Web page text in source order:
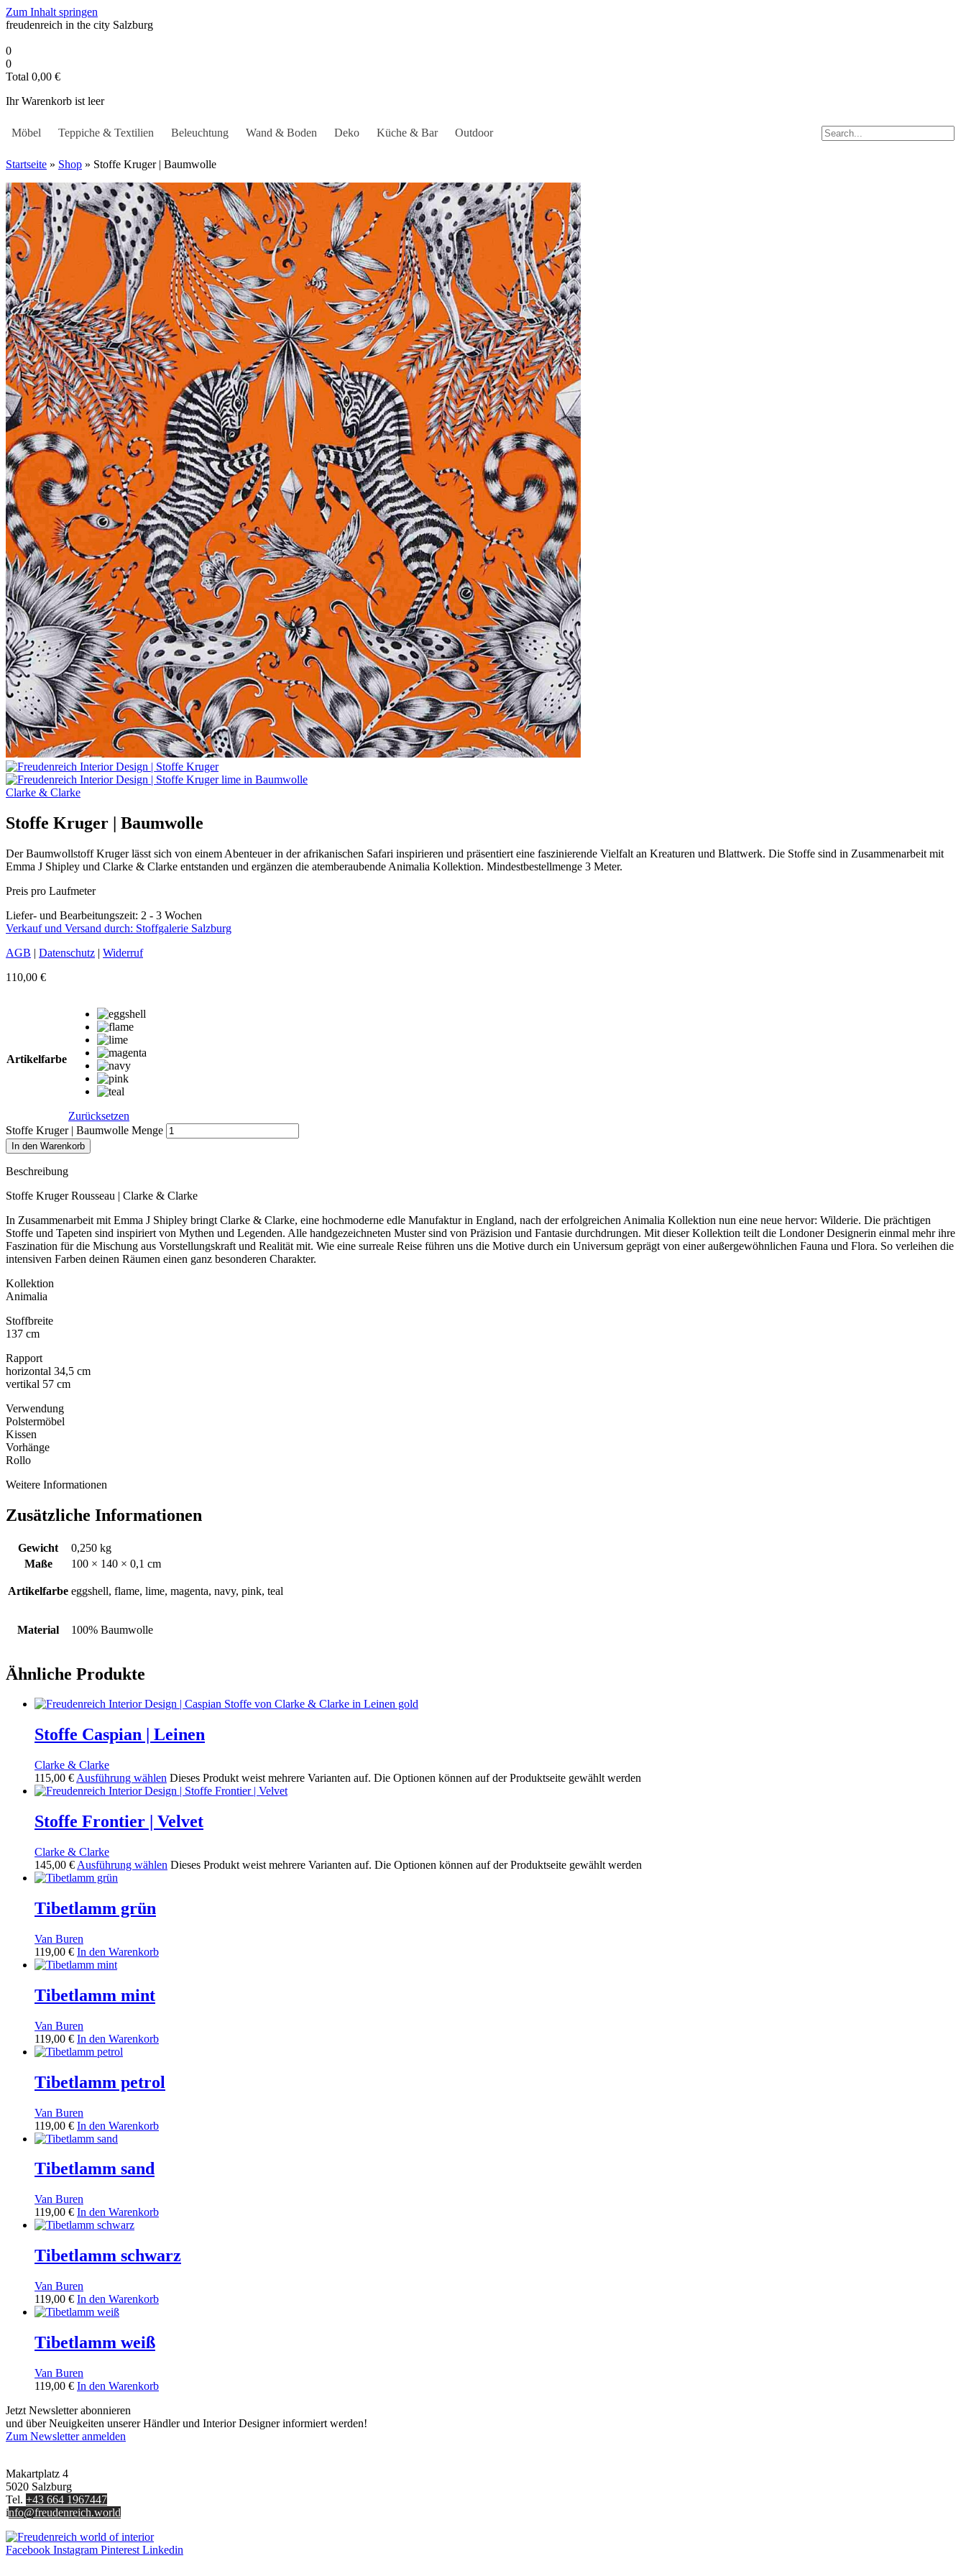
Zum Inhalt springen
freudenreich in the city Salzburg
0
0
Total 0,00 €
Ihr Warenkorb ist leer
Möbel Teppiche & Textilien Beleuchtung Wand & Boden Deko Küche & Bar Outdoor
Startseite » Shop » Stoffe Kruger | Baumwolle
Clarke & Clarke
Stoffe Kruger | Baumwolle
Der Baumwollstoff Kruger lässt sich von einem Abenteuer in der afrikanischen Safari inspirieren und präsentiert eine faszinierende Vielfalt an Kreaturen und Blattwerk. Die Stoffe sind in Zusammenarbeit mit
Emma J Shipley und Clarke & Clarke entstanden und ergänzen die atemberaubende Animalia Kollektion. Mindestbestellmenge 3 Meter.
Preis pro Laufmeter
Liefer- und Bearbeitungszeit: 2 - 3 Wochen
Verkauf und Versand durch: Stoffgalerie Salzburg
AGB | Datenschutz | Widerruf
110,00 €
Artikelfarbe
Zurücksetzen
Stoffe Kruger | Baumwolle Menge
In den Warenkorb
Beschreibung
Stoffe Kruger Rousseau | Clarke & Clarke
In Zusammenarbeit mit Emma J Shipley bringt Clarke & Clarke, eine hochmoderne edle Manufaktur in England, nach der erfolgreichen Animalia Kollektion nun eine neue hervor: Wilderie. Die prächtigen
Stoffe und Tapeten sind inspiriert von Mythen und Legenden. Alle handgezeichneten Muster sind von Präzision und Fantasie durchdrungen. Mit dieser Kollektion teilt die Londoner Designerin einmal mehr ihre
Faszination für die Mischung aus Vorstellungskraft und Realität mit. Wie eine surreale Reise führen uns die Motive durch ein Universum geprägt von einer außergewöhnlichen Fauna und Flora. So verleihen die
intensiven Farben deinen Räumen einen ganz besonderen Charakter.
Kollektion
Animalia
Stoffbreite
137 cm
Rapport
horizontal 34,5 cm
vertikal 57 cm
Verwendung
Polstermöbel
Kissen
Vorhänge
Rollo
Weitere Informationen
Zusätzliche Informationen
Gewicht
0,250 kg
Maße
100 × 140 × 0,1 cm
Artikelfarbe eggshell, flame, lime, magenta, navy, pink, teal
Material 100% Baumwolle
Ähnliche Produkte
Stoffe Caspian | Leinen
Clarke & Clarke
115,00 € Ausführung wählen Dieses Produkt weist mehrere Varianten auf. Die Optionen können auf der Produktseite gewählt werden
Stoffe Frontier | Velvet
Clarke & Clarke
145,00 € Ausführung wählen Dieses Produkt weist mehrere Varianten auf. Die Optionen können auf der Produktseite gewählt werden
Tibetlamm grün
Van Buren
119,00 € In den Warenkorb
Tibetlamm mint
Van Buren
119,00 € In den Warenkorb
Tibetlamm petrol
Van Buren
119,00 € In den Warenkorb
Tibetlamm sand
Van Buren
119,00 € In den Warenkorb
Tibetlamm schwarz
Van Buren
119,00 € In den Warenkorb
Tibetlamm weiß
Van Buren
119,00 € In den Warenkorb
Jetzt Newsletter abonnieren
und über Neuigkeiten unserer Händler und Interior Designer informiert werden!
Zum Newsletter anmelden
Makartplatz 4
5020 Salzburg
Tel. +43 664 1967447
info@freudenreich.world
Facebook Instagram Pinterest Linkedin